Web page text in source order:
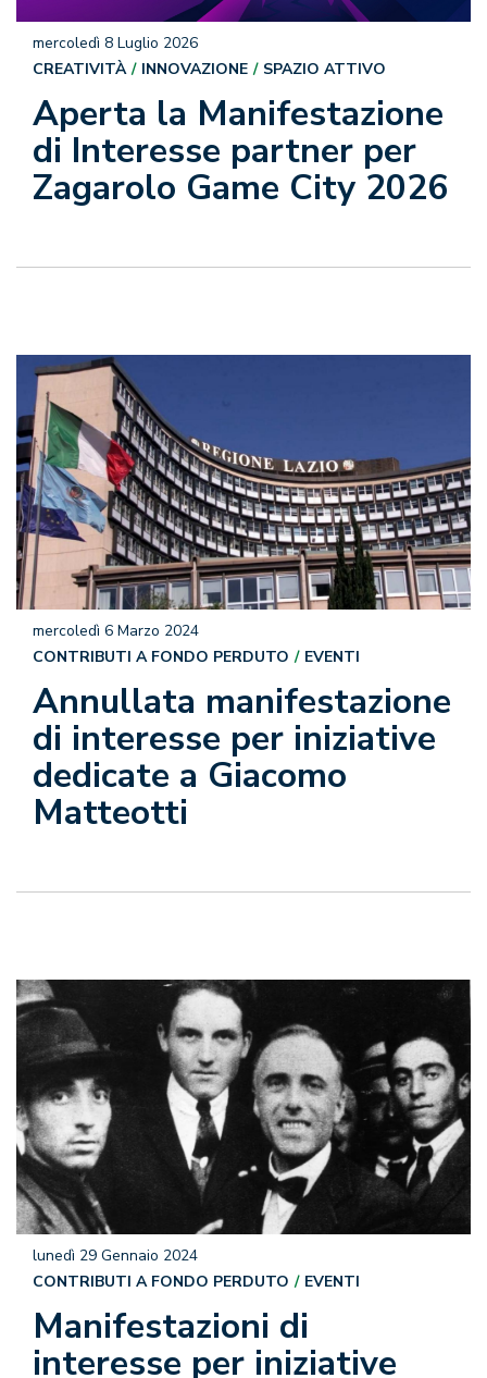
Aperta la Manifestazione
di Interesse partner per
Zagarolo Game City 2026
mercoledì 8 Luglio 2026
CREATIVITÀ
INNOVAZIONE SPAZIO ATTIVO
Annullata manifestazione
di interesse per iniziative
dedicate a Giacomo
Matteotti
mercoledì 6 Marzo 2024
CONTRIBUTI A FONDO PERDUTO
EVENTI
Manifestazioni di
interesse per iniziative
lunedì 29 Gennaio 2024
CONTRIBUTI A FONDO PERDUTO
EVENTI